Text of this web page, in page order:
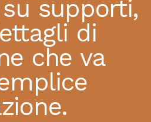
supporti,
di
che va